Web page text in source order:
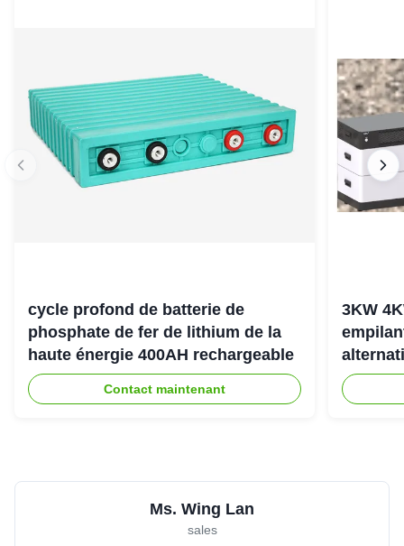
cycle profond de batterie de
phosphate de fer de lithium de la
haute énergie 400AH rechargeable
Contact maintenant
3KW
Ms. Wing Lan
sales